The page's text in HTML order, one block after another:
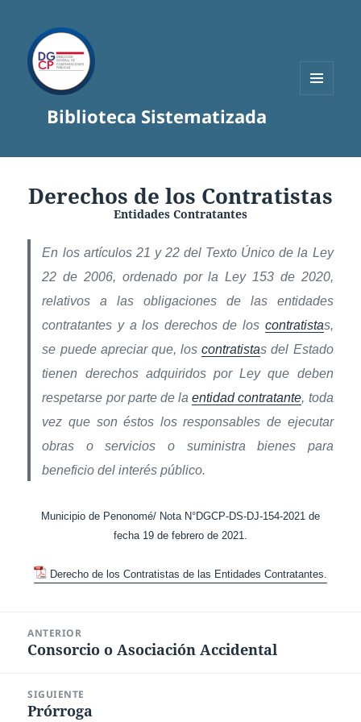
Biblioteca Sistematizada
Derechos de los Contratistas
Entidades Contratantes
En los artículos 21 y 22 del Texto Único de la Ley
22 de 2006, ordenado por la Ley 153 de 2020,
relativos a las obligaciones de las entidades
contratantes y a los derechos de los contratistas,
se puede apreciar que, loscontratistas del Estado
tienen derechos adquiridos por Ley que deben
respetarse por parte de laentidad contratante, toda
vez que son éstos los responsables de ejecutar
obras o servicios o suministra bienes para
beneficio del interés público.
Municipio de Penonomé/ Nota N°DGCP-DS-DJ-154-2021 de
fecha 19 de febrero de 2021.
Derecho de los Contratistas de las Entidades Contratantes.
entradas
ANTERIOR
Entrada
Consorcio o Asociación Accidental
SIGUIENTE
Entrada
Prórroga